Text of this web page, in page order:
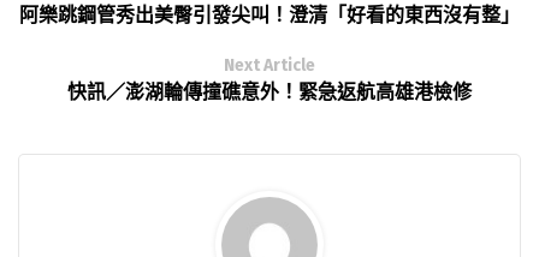
阿樂跳鋼管秀出美臀引發尖叫！澄清「好看的東西沒有整」
Next Article
快訊／澎湖輪傳撞礁意外！緊急返航高雄港檢修